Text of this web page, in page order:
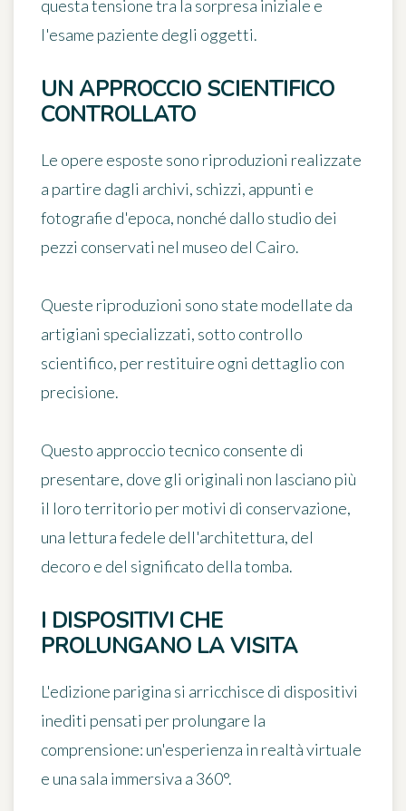
questa tensione tra la sorpresa iniziale e
l'esame paziente degli oggetti.
UN APPROCCIO SCIENTIFICO
CONTROLLATO
Le opere esposte sono riproduzioni realizzate
a partire dagli archivi, schizzi, appunti e
fotografie d'epoca, nonché dallo studio dei
pezzi conservati nel museo del Cairo.
Queste riproduzioni sono state modellate da
artigiani specializzati, sotto controllo
scientifico, per restituire ogni dettaglio con
precisione.
Questo approccio tecnico consente di
presentare, dove gli originali non lasciano più
il loro territorio per motivi di conservazione,
una lettura fedele dell'architettura, del
decoro e del significato della tomba.
I DISPOSITIVI CHE
PROLUNGANO LA VISITA
L'edizione parigina si arricchisce di dispositivi
inediti pensati per prolungare la
comprensione: un'esperienza in realtà virtuale
e una sala immersiva a 360°.